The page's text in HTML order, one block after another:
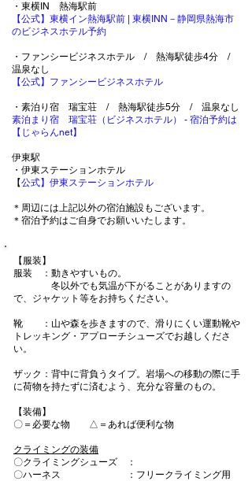
・東横IN 熱海駅前
【公式】東横イン熱海駅前 | 東横INN－静岡県熱海市
のビジネスホテル予約
・ファンシービジネスホテル / 熱海駅徒歩4分 /
温泉なし
【公式】ファンシービジネスホテル
・素泊り宿 瑞宝荘 / 熱海駅徒歩5分 / 温泉なし
素泊まり宿 瑞宝荘（ビジネスホテル） - 宿泊予約は
【じゃらんnet】
伊東駅
・伊東ステーションホテル
​【公式】伊東ステーションホテル
＊周辺には上記以外の宿泊施設もございます。
​＊宿泊予約はご自身でお願いいたします。
【服装】
服装 ：動きやすいもの。
冬以外でも気温が下がることがありますの
で、ジャケット等をお持ちください。
靴 ：山や森を歩きますので、滑りにくい運動靴や
トレッキング・アプローチシューズでお越しくださ
い。
ザック：背中に背負うタイプ。岩場への移動の際に手
に荷物を持たずに済むよう、充分な容量のもの。
【装備】
〇＝必要な物 △＝あれば便利な物
クライミングの装備
〇クライミングシューズ ：
〇ハーネス ：フリークライミング用